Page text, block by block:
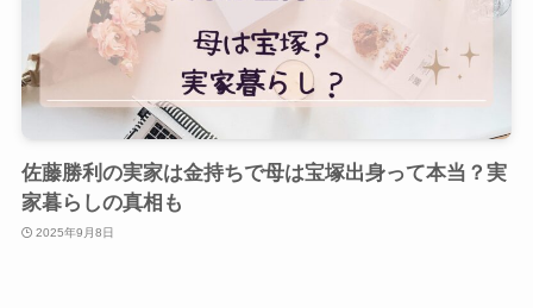
佐藤勝利の実家は金持ちで母は宝塚出身って本当？実
家暮らしの真相も
2025年9月8日